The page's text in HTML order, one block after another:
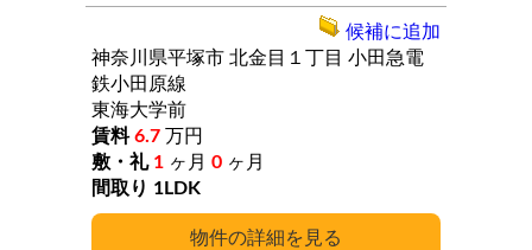
詳細
神奈川県平塚市 北金目１丁目 小田急電
鉄小田原線
東海大学前
6.7 万円
1 ヶ月 0 ヶ月
1LDK
候補に追加